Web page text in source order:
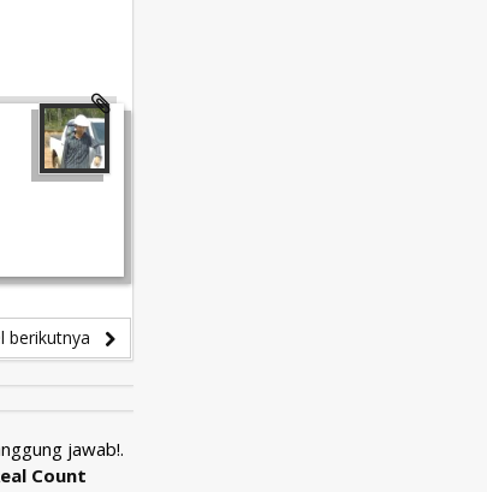
berikutnya
jawab!.
Count